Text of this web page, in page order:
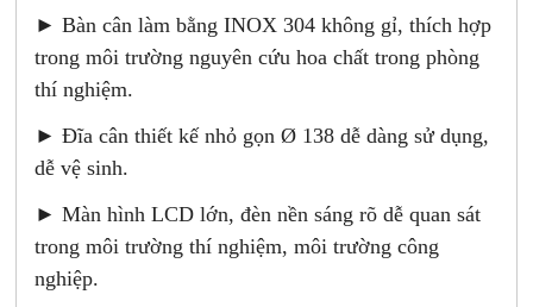
► Bàn cân làm bằng INOX 304 không gỉ, thích hợp
trong môi trường nguyên cứu hoa chất trong phòng
thí nghiệm.
► Đĩa cân thiết kế nhỏ gọn Ø 138 dễ dàng sử dụng,
dễ vệ sinh.
► Màn hình LCD lớn, đèn nền sáng rõ dễ quan sát
trong môi trường thí nghiệm, môi trường công
nghiệp.